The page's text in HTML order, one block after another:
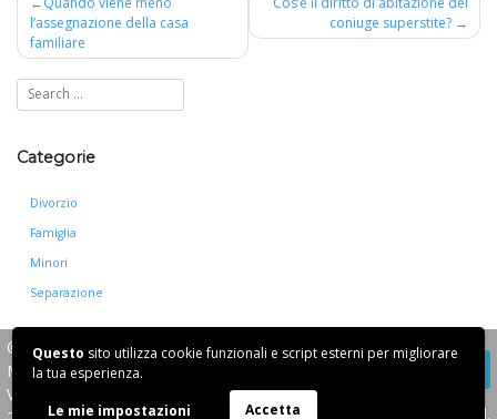
Questo sito utilizza cookie funzionali e script esterni per migliorare
la tua esperienza.
Le mie impostazioni
Accetta
articoli
l’assegnazione della casa
familiare
coniuge superstite?
Categorie
Divorzio
Famiglia
Minori
Separazione
© 2026Avvocato Angela
Manzi
Via G. Strigelli 13,
Website by Davvera S.r.l.